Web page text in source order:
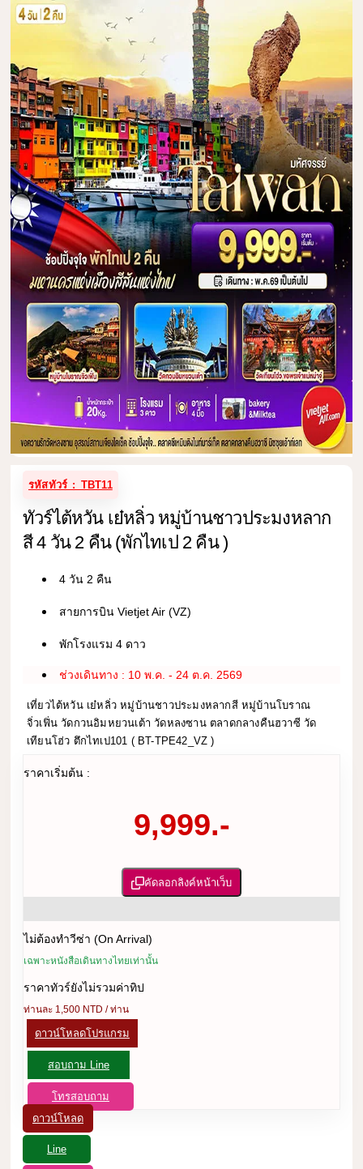
รหัสทัวร์ : TBT11
ทัวร์ไต้หวัน เย๋หลิ่ว หมู่บ้านชาวประมงหลาก
สี 4 วัน 2 คืน (พักไทเป 2 คืน )
4 วัน 2 คืน
สายการบิน Vietjet Air (VZ)
พักโรงแรม 4 ดาว
ช่วงเดินทาง : 10 พ.ค. - 24 ต.ค. 2569
เที่ยวไต้หวัน เย๋หลิ่ว หมู่บ้านชาวประมงหลากสี หมู่บ้านโบราณ
จิ่วเฟิ่น วัดกวนอิมหยวนเต้า วัดหลงซาน ตลาดกลางคืนฮวาซี วัด
เทียนโฮ่ว ตึกไทเป101 ( BT-TPE42_VZ )
ราคาเริ่มต้น :
9,999.-
คัดลอกลิงค์หน้าเว็บ
ไม่ต้องทำวีซ่า (On Arrival)
เฉพาะหนังสือเดินทางไทยเท่านั้น
ราคาทัวร์ยังไม่รวมค่าทิป
ท่านละ 1,500 NTD / ท่าน
ดาวน์โหลดโปรแกรม
สอบถาม Line
โทรสอบถาม
ดาวน์โหลด
Line